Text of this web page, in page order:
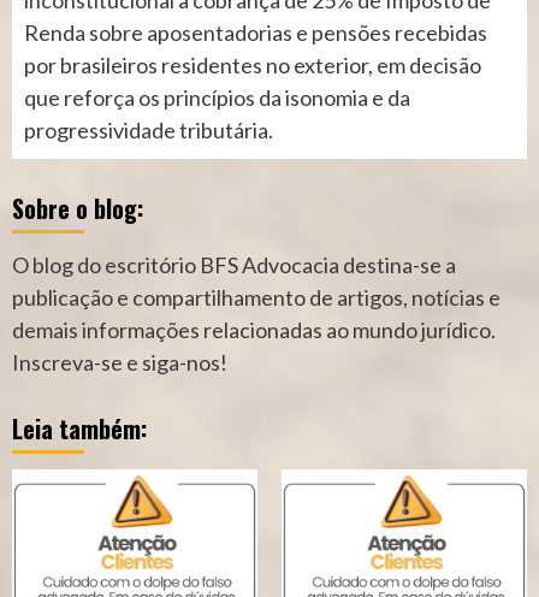
Renda sobre aposentadorias e pensões recebidas
por brasileiros residentes no exterior, em decisão
que reforça os princípios da isonomia e da
progressividade tributária.
Sobre o blog:
O blog do escritório BFS Advocacia destina-se a
publicação e compartilhamento de artigos, notícias e
demais informações relacionadas ao mundo jurídico.
Inscreva-se e siga-nos!
Leia também: